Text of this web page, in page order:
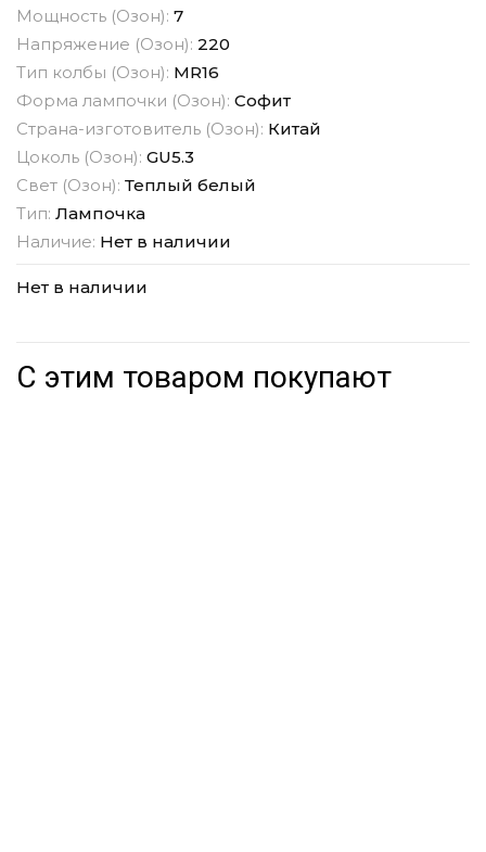
Мощность (Озон): 7
Напряжение (Озон): 220
Тип колбы (Озон): MR16
Форма лампочки (Озон): Софит
Страна-изготовитель (Озон): Китай
Цоколь (Озон): GU5.3
Свет (Озон): Теплый белый
Тип: Лампочка
Наличие: Нет в наличии
Нет в наличии
С этим товаром покупают